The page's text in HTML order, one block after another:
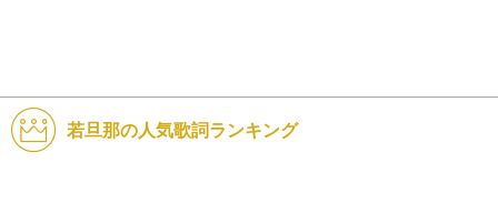
若旦那の人気歌詞ランキング